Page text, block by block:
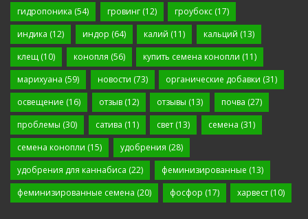
гидропоника (54) гровинг(12) гроубокс (17)
индика (12) индор (64) калий (11) кальций (13)
клещ (10) конопля (56) купить семена конопли (11)
марихуана (59) новости (73) органические добавки (31)
освещение (16) отзыв(12) отзывы (13) почва (27)
проблемы (30) сатива (11) свет (13) семена (31)
семена конопли (15) удобрения (28)
удобрения для каннабиса (22) феминизированные (13)
феминизированные семена (20) фосфор (17) харвест (10)